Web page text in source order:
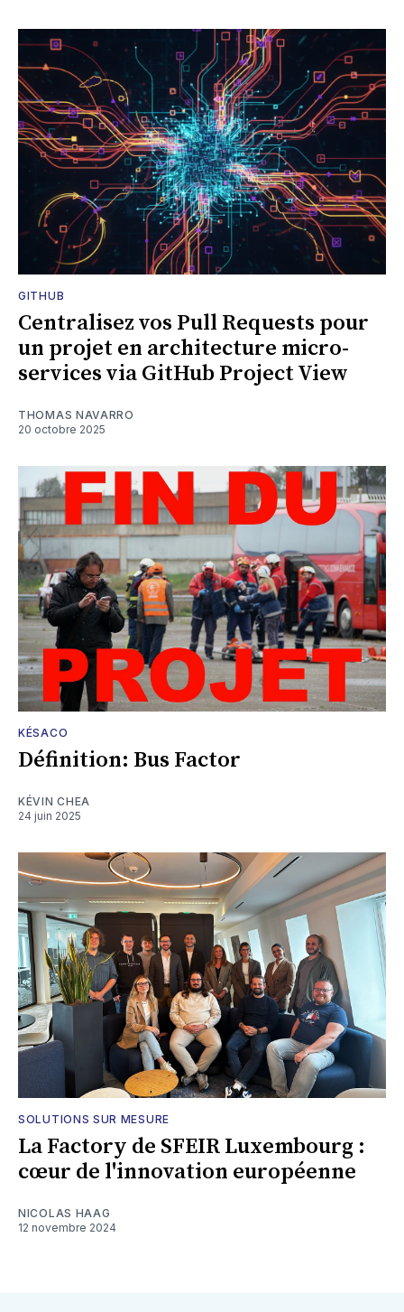
GITHUB
Centralisez vos Pull Requests pour
un projet en architecture micro-
services via GitHub Project View
THOMAS NAVARRO
20 octobre 2025
KÉSACO
Définition: Bus Factor
KÉVIN CHEA
24 juin 2025
SOLUTIONS SUR MESURE
La Factory de SFEIR Luxembourg :
cœur de l'innovation européenne
NICOLAS HAAG
12 novembre 2024